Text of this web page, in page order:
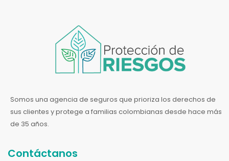
Somos una agencia de seguros que prioriza los derechos de
sus clientes y protege a familias colombianas desde hace más
de 35 años.
Contáctanos